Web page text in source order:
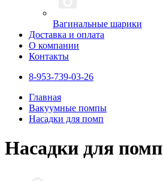
Вагинальные шарики
Доставка и оплата
О компании
Контакты
8-953-739-03-26
Главная
Вакуумные помпы
Насадки для помп
Насадки для помп